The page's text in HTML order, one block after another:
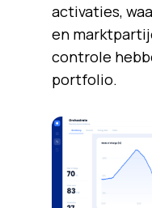
activaties,
en
controle
portfolio.